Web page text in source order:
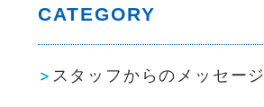
CATEGORY
スタッフからのメッセージ